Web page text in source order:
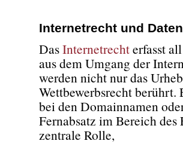
Internetrecht und
DasInternetrechterfasst
aus dem Umgang der
werden nicht nur das
Wettbewerbsrecht berührt.
bei den Domainnamen
Fernabsatz im Bereich
zentrale Rolle,